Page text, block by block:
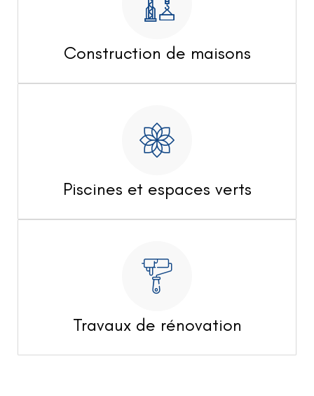
Construction de maisons
Piscines et espaces verts
Travaux de rénovation